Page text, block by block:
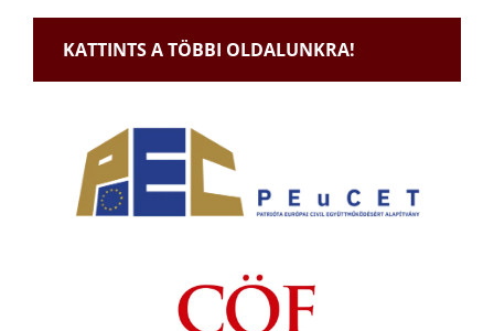
KATTINTS A TÖBBI OLDALUNKRA!